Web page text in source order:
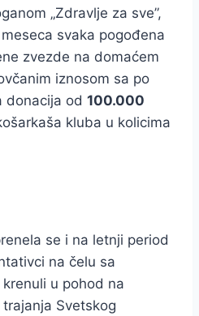
„Zdravlje za sve”,
svaka pogođena
zvezde na domaćem
iznosom sa po
donacija od 100.000
kluba u kolicima
se i na letnji period
na čelu sa
u pohod na
Svetskog